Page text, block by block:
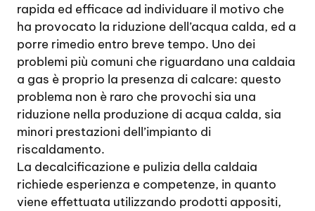
rapida ed efficace ad individuare il motivo che
ha provocato la riduzione dell’acqua calda, ed a
porre rimedio entro breve tempo. Uno dei
problemi più comuni che riguardano una caldaia
a gas è proprio la presenza di calcare: questo
problema non è raro che provochi sia una
riduzione nella produzione di acqua calda, sia
minori prestazioni dell’impianto di
riscaldamento.
La decalcificazione e pulizia della caldaia
richiede esperienza e competenze, in quanto
viene effettuata utilizzando prodotti appositi,